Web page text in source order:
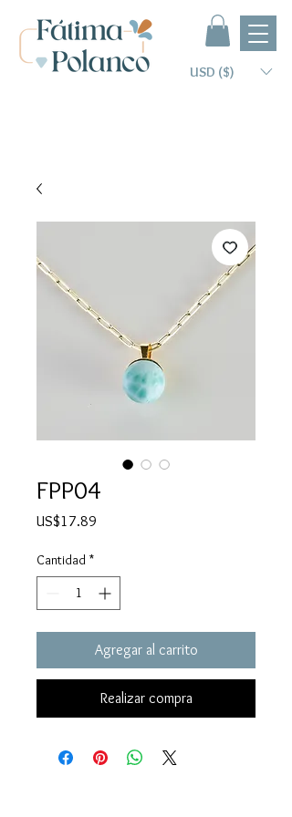
USD ($)
FPP04
US$17.89
Cantidad *
Agregar al carrito
Realizar compra